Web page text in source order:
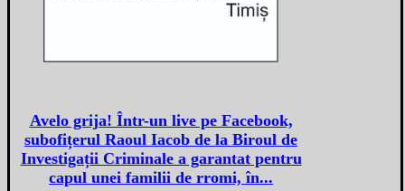
Avelo grija! Într-un live pe Facebook,
subofițerul Raoul Iacob de la Biroul de
Investigații Criminale a garantat pentru
capul unei familii de rromi, în...